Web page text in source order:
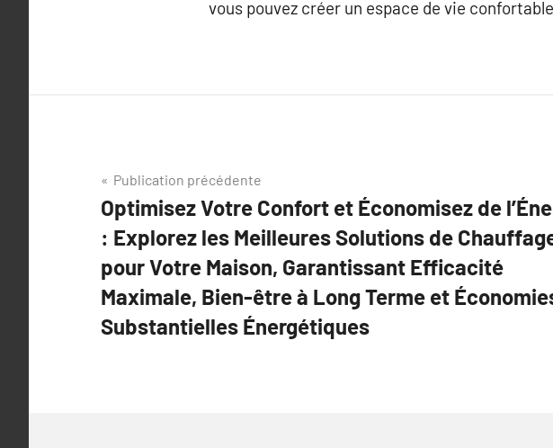
vous pouvez créer un espace de vie
Navigation
de
l’article
Publication précédente
Optimisez Votre Confort et Économisez de
: Explorez les Meilleures Solutions de
pour Votre Maison, Garantissant Efficacité
Maximale, Bien-être à Long Terme et
Substantielles Énergétiques